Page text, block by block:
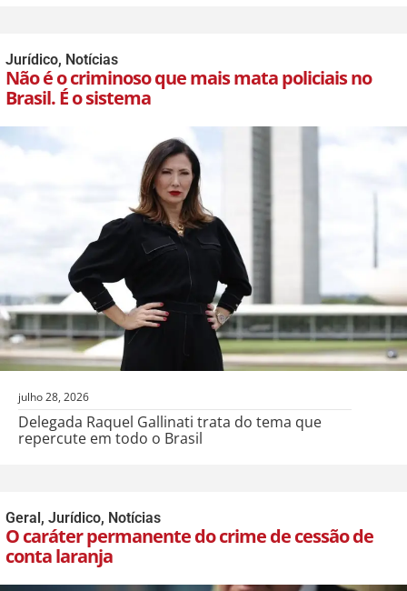
Jurídico, Notícias
Não é o criminoso que mais mata policiais no
Brasil. É o sistema
julho 28, 2026
Delegada Raquel Gallinati trata do tema que
repercute em todo o Brasil
Geral, Jurídico, Notícias
O caráter permanente do crime de cessão de
conta laranja